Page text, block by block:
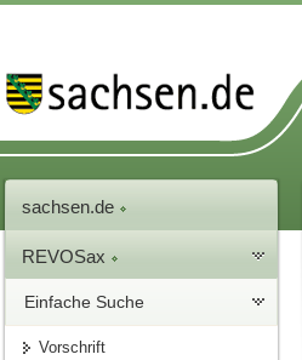
sachsen.de
REVOSax
Einfache Suche
Vorschrift